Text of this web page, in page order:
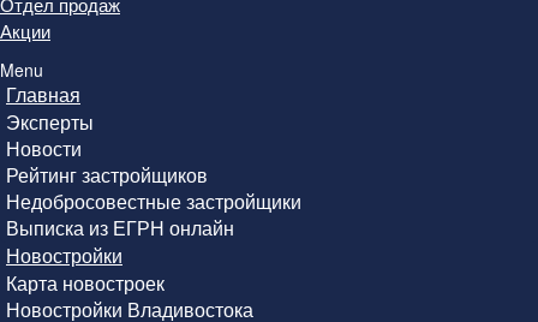
Отдел продаж
Акции
Menu
Главная
Эксперты
Новости
Рейтинг застройщиков
Недобросовестные застройщики
Выписка из ЕГРН онлайн
Новостройки
Карта новостроек
Новостройки Владивостока